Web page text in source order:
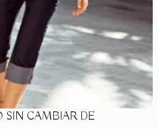
SIN CAMBIAR DE